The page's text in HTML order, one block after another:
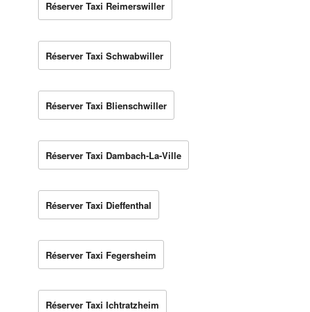
Réserver Taxi Reimerswiller
Réserver Taxi Schwabwiller
Réserver Taxi Blienschwiller
Réserver Taxi Dambach-La-Ville
Réserver Taxi Dieffenthal
Réserver Taxi Fegersheim
Réserver Taxi Ichtratzheim